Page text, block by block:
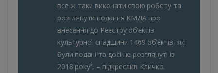
все ж таки виконати свою роботу та
розглянути подання КМДА про
внесення до Реєстру об’єктів
культурної спадщини 1469 об’єктів, які
були подані та досі не розглянуті із
2018 року”, – підкреслив Кличко.